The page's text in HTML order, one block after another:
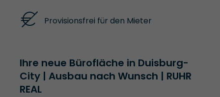
Provisionsfrei für den Mieter
Ihre neue Bürofläche in Duisburg-
City | Ausbau nach Wunsch | RUHR
REAL